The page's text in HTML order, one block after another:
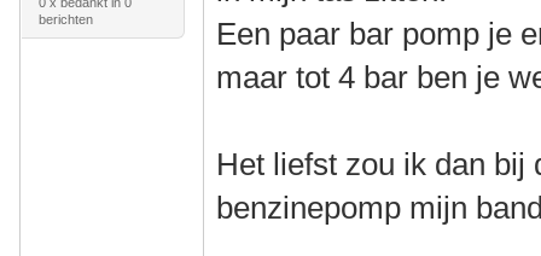
berichten
Een paar bar pomp je
maar tot 4 bar ben je
Het liefst zou ik dan bij
benzinepomp mijn